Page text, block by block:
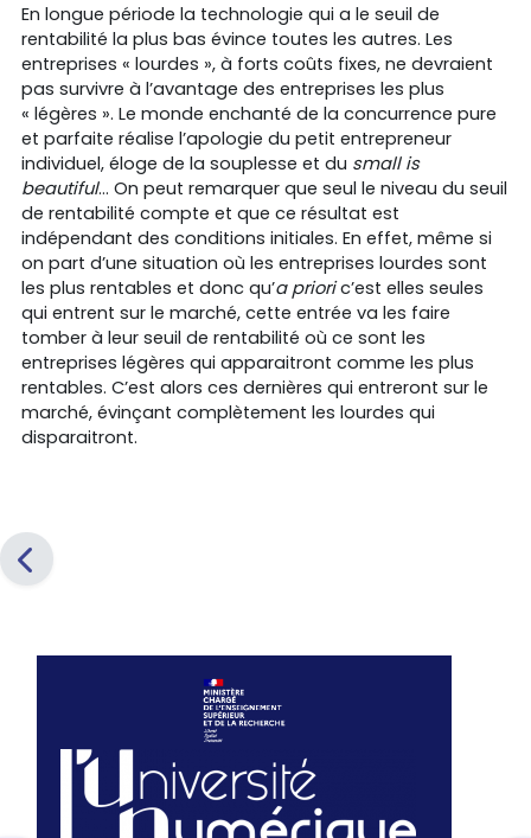
En longue période la technologie qui a le seuil de
rentabilité la plus bas évince toutes les autres. Les
entreprises « lourdes », à forts coûts fixes, ne devraient
pas survivre à l’avantage des entreprises les plus
« légères ». Le monde enchanté de la concurrence pure
et parfaite réalise l’apologie du petit entrepreneur
individuel, éloge de la souplesse et du small is
beautiful… On peut remarquer que seul le niveau du seuil
de rentabilité compte et que ce résultat est
indépendant des conditions initiales. En effet, même si
on part d’une situation où les entreprises lourdes sont
les plus rentables et donc qu’a prioric’est elles seules
qui entrent sur le marché, cette entrée va les faire
tomber à leur seuil de rentabilité où ce sont les
entreprises légères qui apparaitront comme les plus
rentables. C’est alors ces dernières qui entreront sur le
marché, évinçant complètement les lourdes qui
disparaitront.